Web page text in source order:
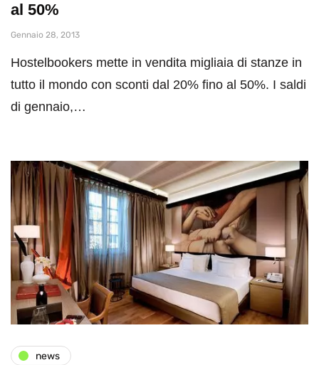
al 50%
Gennaio 28, 2013
Hostelbookers mette in vendita migliaia di stanze in
tutto il mondo con sconti dal 20% fino al 50%. I saldi
di gennaio,…
news